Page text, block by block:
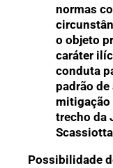
normas
o objeto
caráter
conduta
padrão
mitigação
trecho da
Possibilidade